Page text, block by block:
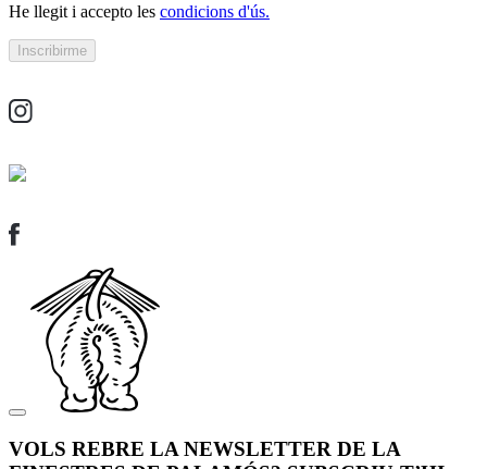
He llegit i accepto les condicions d'ús.
VOLS REBRE LA NEWSLETTER DE LA